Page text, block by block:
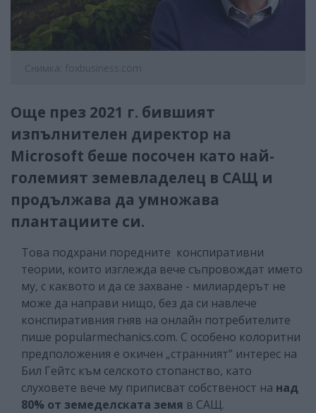
Снимка: foxbusiness.com
Още през 2021 г. бившият
изпълнителен директор на
Microsoft беше посочен като най-
големият земевладелец в САЩ и
продължава да умножава
плантациите си.
Това подхрани поредните конспиративни
теории, които изглежда вече съпровождат името
му, с каквото и да се захване - милиардерът не
може да направи нищо, без да си навлече
конспиративния гняв на онлайн потребителите
пише popularmechanics.com. С особено колоритни
предположения е окичен „странният” интерес на
Бил Гейтс към селското стопанство, като
слуховете вече му приписват собственост на над
80% от земеделската земя в САЩ.